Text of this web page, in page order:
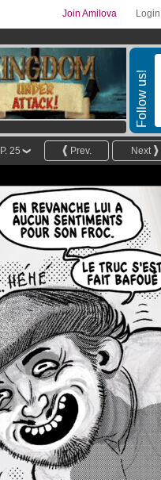
Login
Join Amilova
Follow us!
Next
Prev.
P. 25